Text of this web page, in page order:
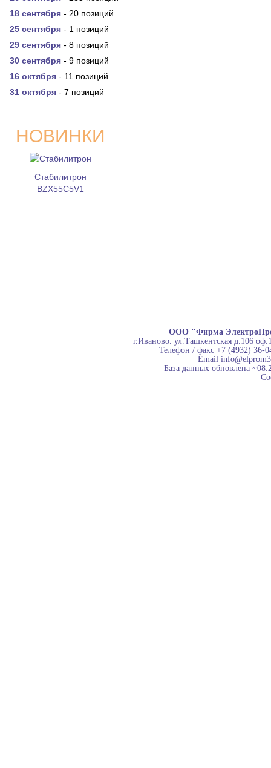
18 сентября - 20 позиций
25 сентября - 1 позиций
29 сентября - 8 позиций
30 сентября - 9 позиций
16 октября - 11 позиций
31 октября - 7 позиций
НОВИНКИ
Стабилитрон
BZX55C5V1
ООО "Фирма
г.Иваново. ул.Ташкентская д.106
Телефон / факс +7 (4932) 36-
Email
База данных обновлена